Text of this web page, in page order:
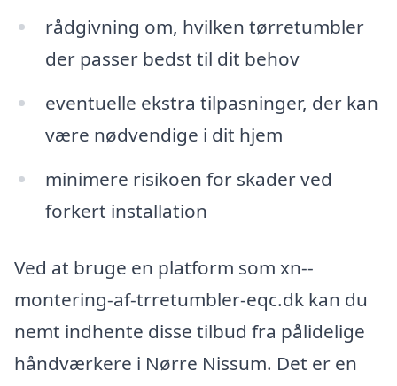
rådgivning om, hvilken tørretumbler
der passer bedst til dit behov
eventuelle ekstra tilpasninger, der kan
være nødvendige i dit hjem
minimere risikoen for skader ved
forkert installation
Ved at bruge en platform som xn--
montering-af-trretumbler-eqc.dk kan du
nemt indhente disse tilbud fra pålidelige
håndværkere i Nørre Nissum. Det er en